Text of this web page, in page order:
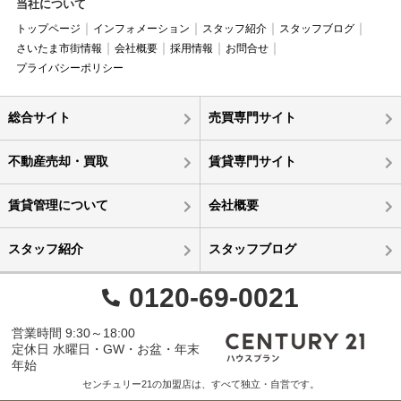
当社について
トップページ インフォメーション スタッフ紹介
スタッフブログ
さいたま市街情報
会社概要 採用情報
お問合せ
プライバシーポリシー
総合サイト 売買専門サイト
不動産売却・買取 賃貸専門サイト
賃貸管理について 会社概要
スタッフ紹介 スタッフブログ
0120-69-0021
営業時間 9:30～18:00
定休日 水曜日・GW・お盆・年末
年始
センチュリー21の加盟店は、すべて独立・自営です。